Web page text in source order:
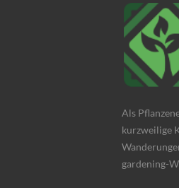
Als
kurzweilige
gardening-